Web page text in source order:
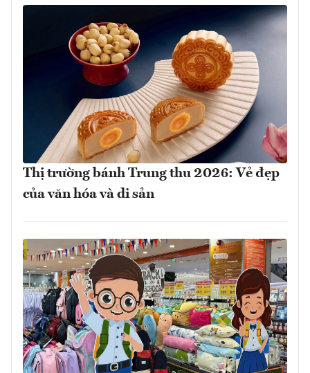
Thị trường bánh Trung thu 2026: Vẻ đẹp
của văn hóa và di sản